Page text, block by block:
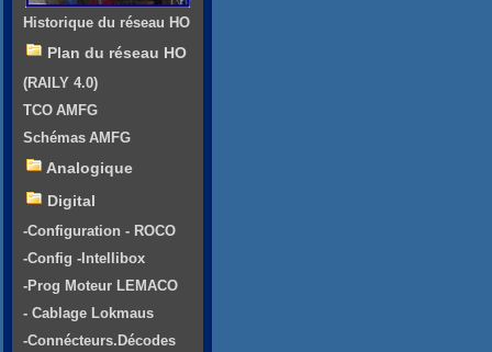
Historique du réseau HO
Plan du réseau HO
(RAILY 4.0)
TCO AMFG
Schémas AMFG
Analogique
Digital
-Configuration - ROCO
-Config -Intellibox
-Prog Moteur LEMACO
- Cablage Lokmaus
-Connécteurs.Décodes